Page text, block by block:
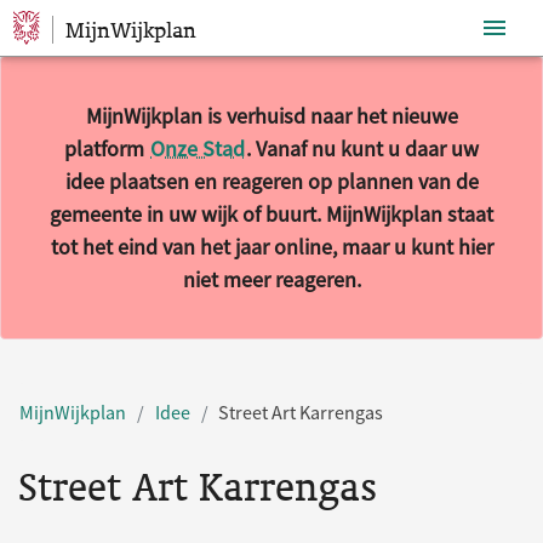
Sla navigatie over
MijnWijkplan
MijnWijkplan is verhuisd naar het nieuwe
platform Onze Stad. Vanaf nu kunt u daar uw
idee plaatsen en reageren op plannen van de
gemeente in uw wijk of buurt. MijnWijkplan staat
tot het eind van het jaar online, maar u kunt hier
niet meer reageren.
MijnWijkplan Idee Street Art Karrengas
Street Art Karrengas